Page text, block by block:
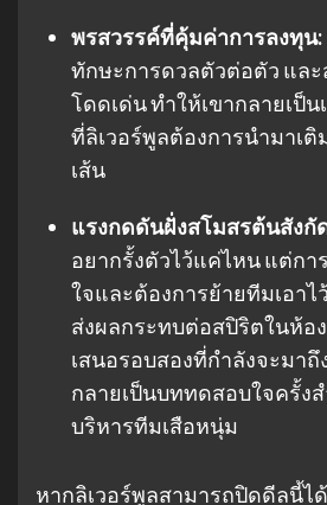
พรสวรรค์ที่คุ้มค่าการลงทุน:
ทักษะการดวลตัวต่อตัว แล
โดดเด่น ทำให้เขากลายเป็
ที่ลิเวอร์พูลต้องการนำมาเติ
เส้น
แรงกดดันฝั่งสโมสรต้นสังกั
อยากรั้งตัวไว้แค่ไหน แต่กา
ใจและต้องการย้ายทีมเอาไ
ส่งผลกระทบต่อสปิริตในห้อ
เสนอรอบสองที่กำลังจะมาถึ
กลายเป็นบททดสอบใจครั้ง
บริหารทีมเสือหนุ่ม
หากลิเวอร์พูลสามารถปิดดีลนี้ไ